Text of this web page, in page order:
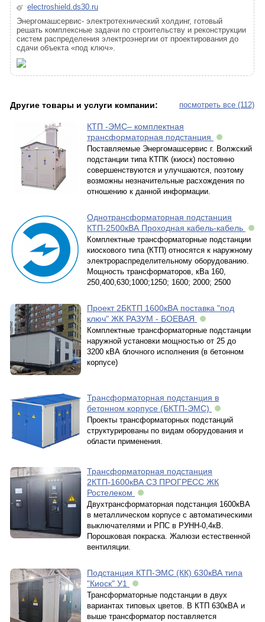
electroshield.ds30.ru
Энергомашсервис- электротехнический холдинг, готовый
решать комплексные задачи по строительству и реконструкции
систем распределения электроэнергии от проектирования до
сдачи объекта «под ключ».
посмотреть все (112)
Другие товары и услуги компании:
КТП -ЭМС– комплектная
трансформаторная подстанция
Поставляемые Энергомашсервис г. Волжский
подстанции типа КТПК (киоск) постоянно
совершенствуются и улучшаются, поэтому
возможны незначительные расхождения по
отношению к данной информации.
Однотрансформаторная подстанция
КТП-2500кВА Проходная кабель-кабель
Комплектные трансформаторные подстанции
киоскового типа (КТП) относятся к наружному
электрораспределительному оборудованию.
Мощность трансформаторов, кВа 160,
250,400,630;1000;1250; 1600; 2000; 2500
Проект 2БКТП 1600кВА поставка "под
ключ" ЖК РАЗУМ - БОЕВАЯ
Комплектные трансформаторные подстанции
наружной установки мощностью от 25 до
3200 кВА блочного исполнения (в бетонном
корпусе)
Трансформаторная подстанция в
бетонном корпусе (БКТП-ЭМС)
Проекты трансформаторных подстанций
структурированы по видам оборудования и
области применения.
Трансформаторная подстанция
2КТП-1600кВА СЗ ПРОГРЕСС ЖК
Ростелеком
Двухтрансформаторная подстанция 1600кВА
в металлическом корпусе с автоматическими
выключателями и РПС в РУНН-0,4кВ.
Порошковая покраска. Жалюзи естественной
вентиляции.
Подстанция КТП-ЭМС (КК) 630кВА типа
"Киоск" У1
Трансформаторные подстанции в двух
вариантах типовых цветов. В КТП 630кВА и
выше трансформатор поставляется